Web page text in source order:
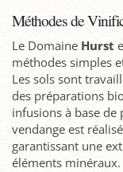
Méthodes de
Le Domaine Hurst
méthodes simples
Les sols sont
des préparations
infusions à base de
vendange est
garantissant une
éléments minéraux.